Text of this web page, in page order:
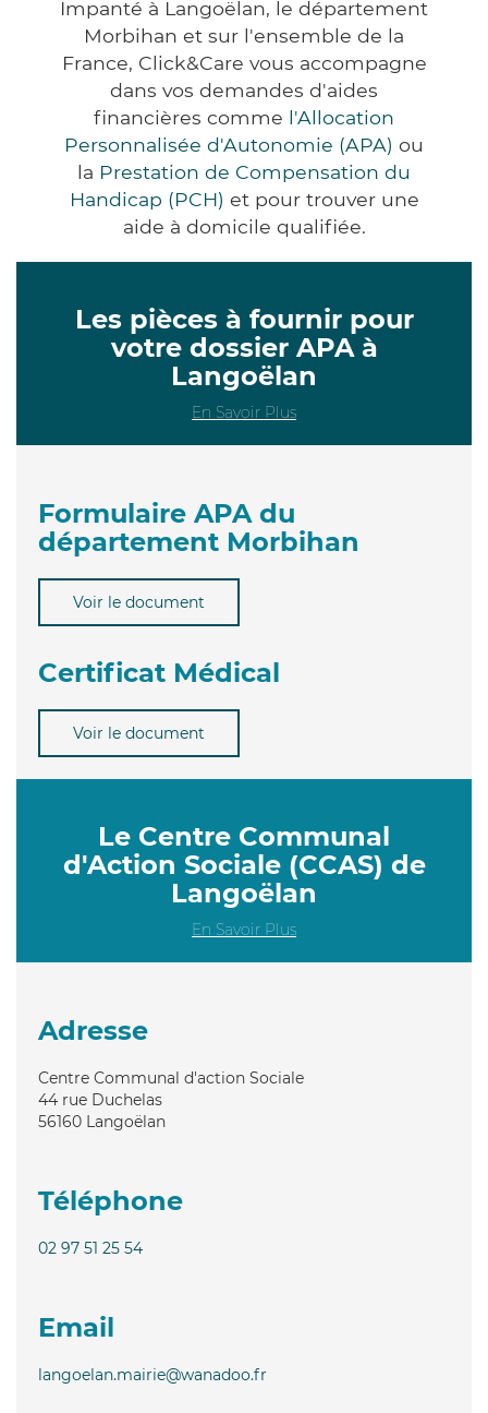
Impanté à Langoëlan, le département
Morbihan et sur l'ensemble de la
France, Click&Care vous accompagne
dans vos demandes d'aides
financières comme l'Allocation
Personnalisée d'Autonomie (APA) ou
la Prestation de Compensation du
Handicap (PCH) et pour trouver une
aide à domicile qualifiée.
Les pièces à fournir pour
votre dossier APA à
Langoëlan
En Savoir Plus
Formulaire APA du
département Morbihan
Voir le document
Certificat Médical
Voir le document
Le Centre Communal
d'Action Sociale (CCAS) de
Langoëlan
En Savoir Plus
Adresse
Centre Communal d'action Sociale
44 rue Duchelas
56160 Langoëlan
Téléphone
02 97 51 25 54
Email
langoelan.mairie@wanadoo.fr